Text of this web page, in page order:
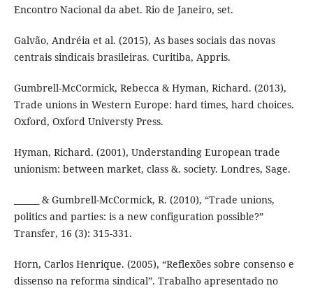
Encontro Nacional da abet. Rio de Janeiro, set.
Galvão, Andréia et al. (2015), As bases sociais das novas
centrais sindicais brasileiras. Curitiba, Appris.
Gumbrell-McCormick, Rebecca & Hyman, Richard. (2013),
Trade unions in Western Europe: hard times, hard choices.
Oxford, Oxford Universty Press.
Hyman, Richard. (2001), Understanding European trade
unionism: between market, class &. society. Londres, Sage.
______ & Gumbrell-McCormick, R. (2010), “Trade unions,
politics and parties: is a new configuration possible?”
Transfer, 16 (3): 315-331.
Horn, Carlos Henrique. (2005), “Reflexões sobre consenso e
dissenso na reforma sindical”. Trabalho apresentado no